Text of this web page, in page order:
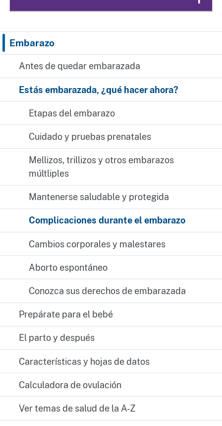
Embarazo
Antes de quedar embarazada
Estás embarazada, ¿qué hacer ahora?
Etapas del embarazo
Cuidado y pruebas prenatales
Mellizos, trillizos y otros embarazos
múltliples
Mantenerse saludable y protegida
Complicaciones durante el embarazo
Cambios corporales y malestares
Aborto espontáneo
Conozca sus derechos de embarazada
Prepárate para el bebé
El parto y después
Características y hojas de datos
Calculadora de ovulación
Ver temas de salud de la A-Z